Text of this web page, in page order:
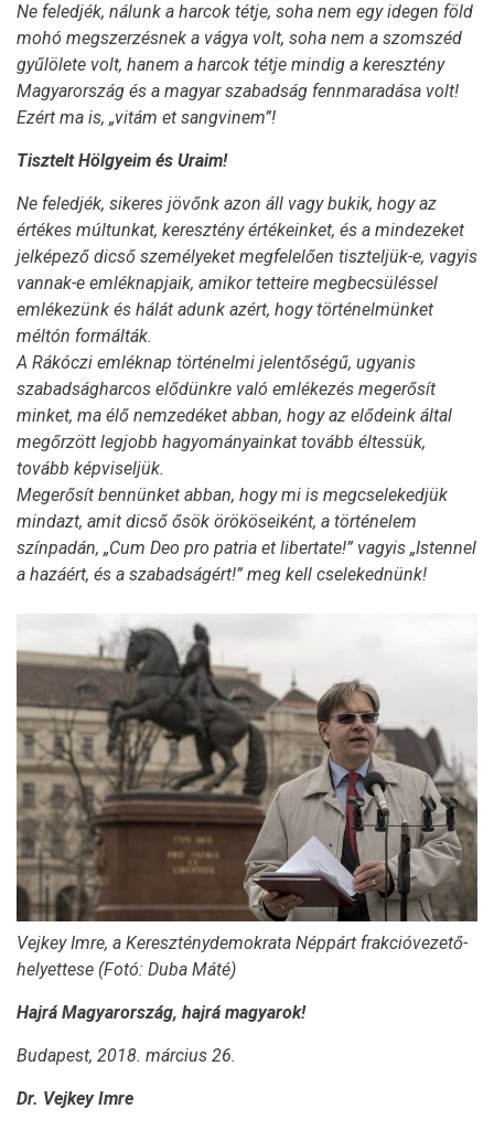
Ne feledjék, nálunk a harcok tétje, soha nem egy idegen föld
mohó megszerzésnek a vágya volt, soha nem a szomszéd
gyűlölete volt, hanem a harcok tétje mindig a keresztény
Magyarország és a magyar szabadság fennmaradása volt!
Ezért ma is, „vitám et sangvinem”!
Tisztelt Hölgyeim és Uraim!
Ne feledjék, sikeres jövőnk azon áll vagy bukik, hogy az
értékes múltunkat, keresztény értékeinket, és a mindezeket
jelképező dicső személyeket megfelelően tiszteljük-e, vagyis
vannak-e emléknapjaik, amikor tetteire megbecsüléssel
emlékezünk és hálát adunk azért, hogy történelmünket
méltón formálták.
A Rákóczi emléknap történelmi jelentőségű, ugyanis
szabadságharcos elődünkre való emlékezés megerősít
minket, ma élő nemzedéket abban, hogy az elődeink által
megőrzött legjobb hagyományainkat tovább éltessük,
tovább képviseljük.
Megerősít bennünket abban, hogy mi is megcselekedjük
mindazt, amit dicső ősök örököseiként, a történelem
színpadán, „Cum Deo pro patria et libertate!” vagyis „Istennel
a hazáért, és a szabadságért!” meg kell cselekednünk!
Vejkey Imre, a Kereszténydemokrata Néppárt frakcióvezető-
helyettese (Fotó: Duba Máté)
Hajrá Magyarország, hajrá magyarok!
Budapest, 2018. március 26.
Dr. Vejkey Imre